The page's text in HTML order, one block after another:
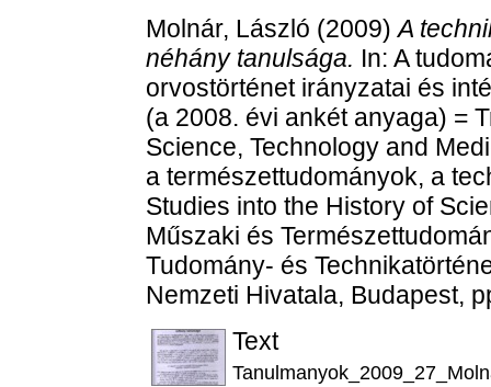
Molnár, László (2009)A
néhány tanulsága. In: A
orvostörténet irányzatai és
(a 2008. évi ankét anyaga) =
Science, Technology and
a természettudományok, a
Studies into the History of
Műszaki és
Tudomány- és
Nemzeti Hivatala, Budapest,
Text